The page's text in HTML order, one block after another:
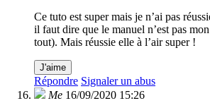
Ce tuto est super mais je n’ai pas
il faut dire que le manuel n’est pas
tout). Mais réussie elle à l’air super !
J'aime
Répondre Signaler un abus
Me 16/09/2020 15:26